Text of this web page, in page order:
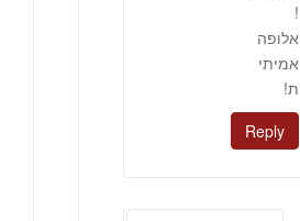
!
אלופה
אמיתי
ת!
Reply